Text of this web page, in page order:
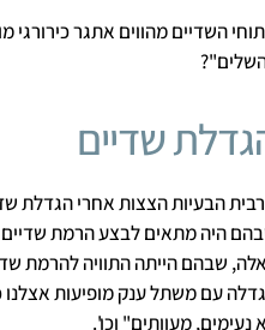
השדיים מהווים אתגר
שדיים
הבעיות הצצות אחרי הגדלת
היה מתאים לבצע הרמת
שבהם הייתה התוויה להרמת
עם משתל ענק מופיעות אצלנו
נעימים, מעוותים" וכו'.